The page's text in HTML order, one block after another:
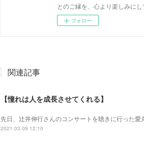
とのご縁を、心より楽しみにし
フォロー
関連記事
【憧れは人を成長させてくれる】
先日、辻井伸行さんのコンサートを 聴きに行った
2021.03.09 12:10